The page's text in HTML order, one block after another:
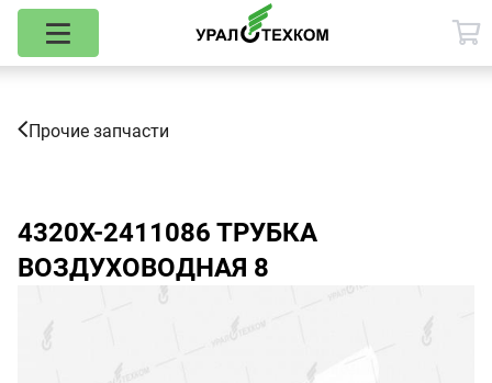
Прочие запчасти
4320Х-2411086 ТРУБКА
ВОЗДУХОВОДНАЯ 8